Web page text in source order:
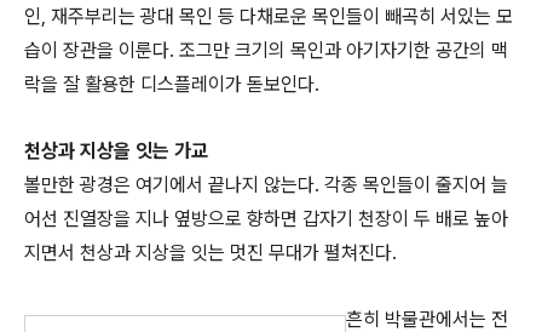
인, 재주부리는 광대 목인 등 다채로운 목인들이 빼곡히 서있는 모
습이 장관을 이룬다. 조그만 크기의 목인과 아기자기한 공간의 맥
락을 잘 활용한 디스플레이가 돋보인다.
천상과 지상을 잇는 가교
볼만한 광경은 여기에서 끝나지 않는다. 각종 목인들이 줄지어 늘
어선 진열장을 지나 옆방으로 향하면 갑자기 천장이 두 배로 높아
지면서 천상과 지상을 잇는 멋진 무대가 펼쳐진다.
흔히 박물관에서는 전